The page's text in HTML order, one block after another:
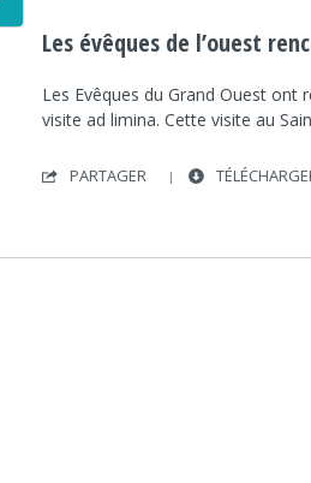
VISITE
Les évêques de l’ouest
Les Evêques du Grand Ouest ont
visite ad limina. Cette visite au
PARTAGER